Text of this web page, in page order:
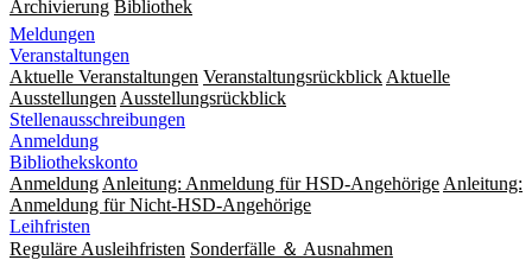
Archivierung Bibliothek
Meldungen
Veranstaltungen
Aktuelle Veranstaltungen Veranstaltungsrückblick Aktuelle
Ausstellungen Ausstellungsrückblick
Stellenausschreibungen
Anmeldung
Bibliothekskonto
Anmeldung Anleitung: Anmeldung für HSD-Angehörige Anleitung:
Anmeldung für Nicht-HSD-Angehörige
Leihfristen
Reguläre Ausleihfristen Sonderfälle ＆ Ausnahmen